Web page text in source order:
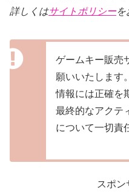
詳しくはサイトポリシーを
ゲームキー販売
願いいたします。
情報には正確を
最終的なアクテ
について一切責
スポン